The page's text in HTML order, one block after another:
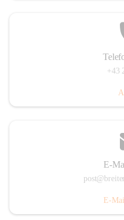
+43
E-
E-